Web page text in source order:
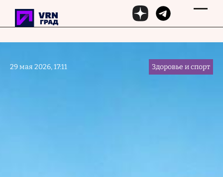
Перейти к основному содержанию
29 мая 2026, 17:11 Здоровье и спорт